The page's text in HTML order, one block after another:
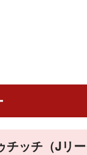
チッチ（Jリ